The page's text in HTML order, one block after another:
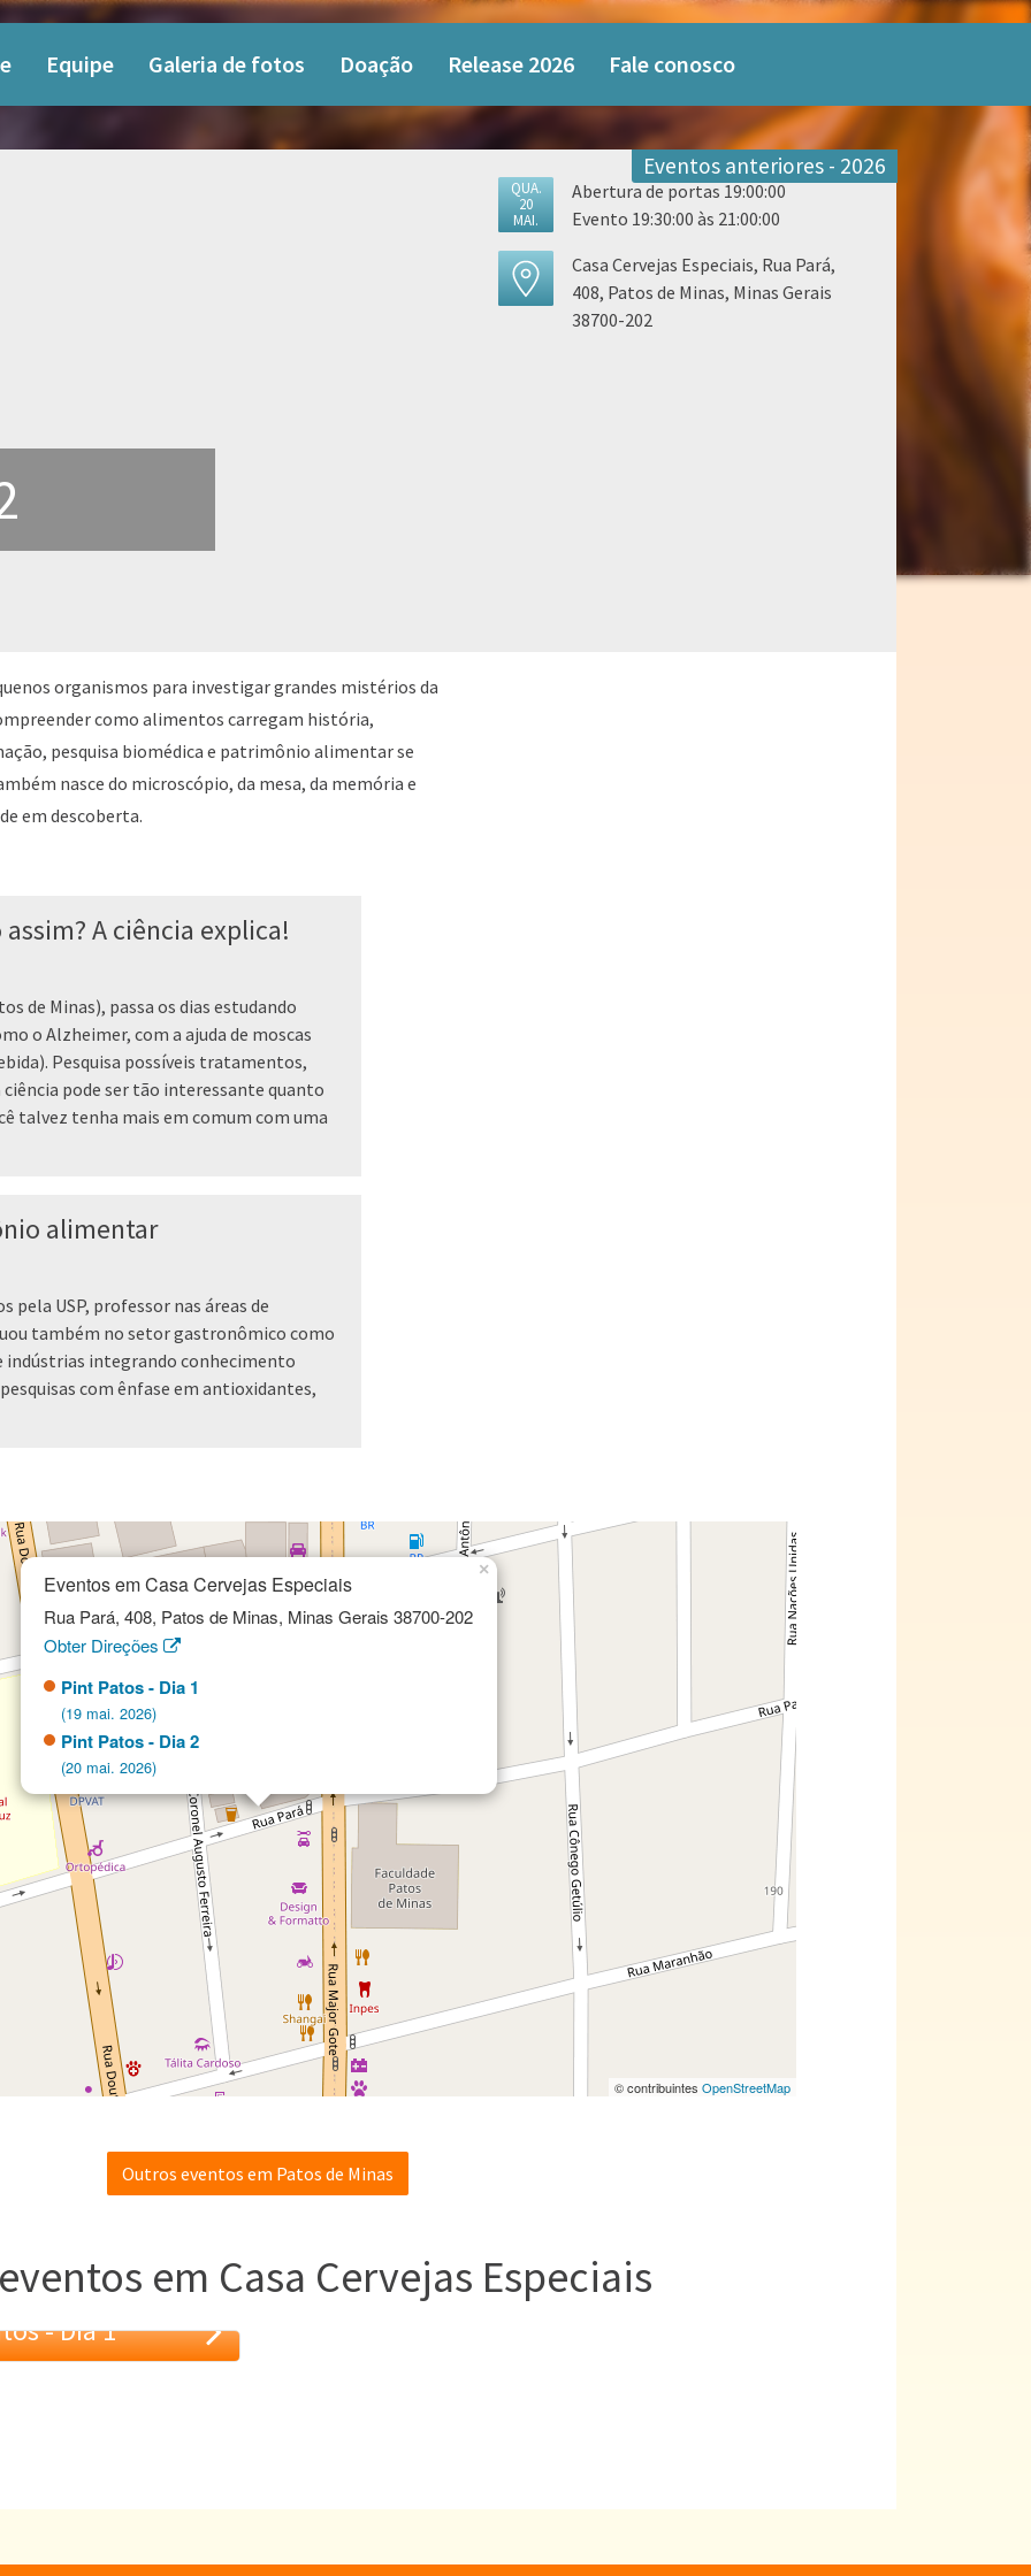
Equipe Galeria de fotos Doação Release 2026 Fale conosco
Eventos anteriores - 2026
QUA.
20
MAI.
Abertura de portas 19:00:00
Evento 19:30:00 às 21:00:00
Casa Cervejas Especiais, Rua Pará,
408, Patos de Minas, Minas Gerais
38700-202
organismos para investigar grandes mistérios da
como alimentos carregam história,
pesquisa biomédica e patrimônio alimentar se
nasce do microscópio, da mesa, da memória e
em descoberta.
A ciência explica!
de Minas), passa os dias estudando
o Alzheimer, com a ajuda de moscas
Pesquisa possíveis tratamentos,
pode ser tão interessante quanto
talvez tenha mais em comum com uma
alimentar
pela USP, professor nas áreas de
também no setor gastronômico como
indústrias integrando conhecimento
com ênfase em antioxidantes,
Eventos em Casa Cervejas Especiais
Rua Pará, 408, Patos de Minas, Minas Gerais 38700-202
Obter Direções
Pint Patos - Dia 1
(19 mai. 2026)
Pint Patos - Dia 2
(20 mai. 2026)
×
© contribuintes OpenStreetMap
Outros eventos em Patos de Minas
em Casa Cervejas Especiais
- Dia 1